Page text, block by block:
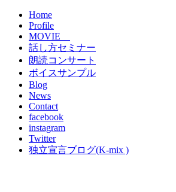
Home
Profile
MOVIE
話し方セミナー
朗読コンサート
ボイスサンプル
Blog
News
Contact
facebook
instagram
Twitter
独立宣言ブログ(K-mix )